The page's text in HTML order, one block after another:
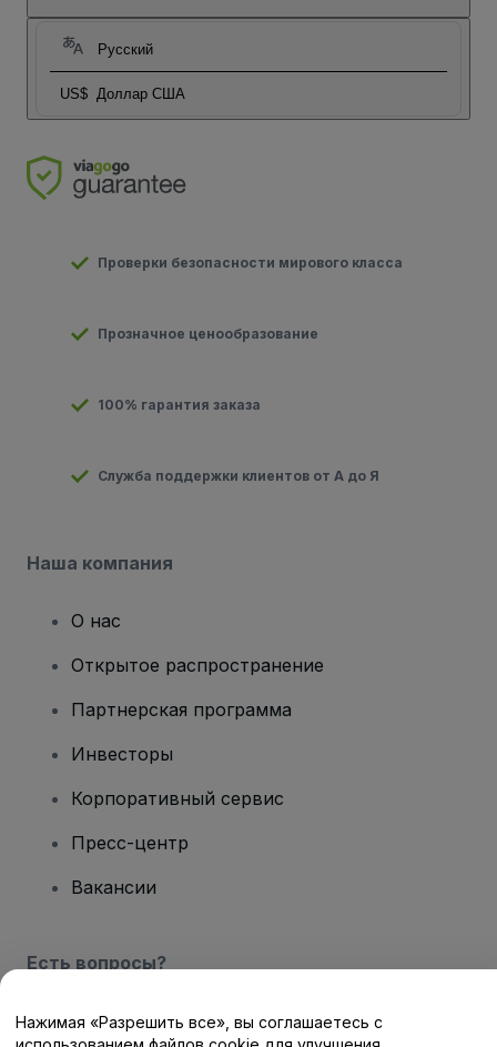
Русский
US$ Доллар США
Проверки безопасности мирового класса
Прозначное ценообразование
100% гарантия заказа
Служба поддержки клиентов от А до Я
Наша компания
О нас
Открытое распространение
Партнерская программа
Инвесторы
Корпоративный сервис
Пресс-центр
Вакансии
Есть вопросы?
Центр помощи / Свяжитесь с нами
Нажимая «Разрешить все», вы соглашаетесь с